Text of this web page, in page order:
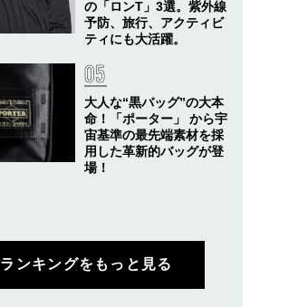
の「ロンT」3選。紫外線
予防、旅行、アクティビ
ティにも大活躍。
大人な“黒バッグ”の大本
命！「ポーター」 から宇
宙基準の最先端素材を採
用した革新的バッグが登
場！
ランキングをもっと見る